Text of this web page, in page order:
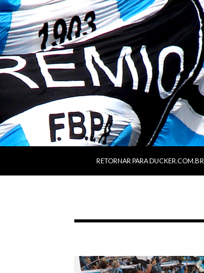
RETORNAR PARA DUCKER.COM.BR